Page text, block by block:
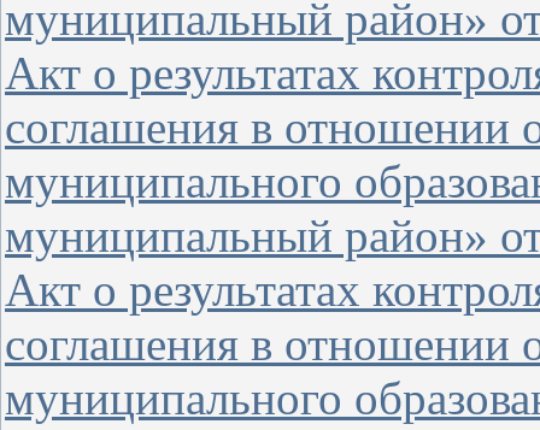
муниципальный район»
Акт о результатах
соглашения в отношении
муниципального
муниципальный район»
Акт о результатах
соглашения в отношении
муниципального